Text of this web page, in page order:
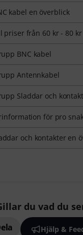
kabel en överblick
priser från 60 kr - 80
BNC kabel
Antennkabel
Sladdar och
för pro
och kontakter en
du vad du
Hjälp &